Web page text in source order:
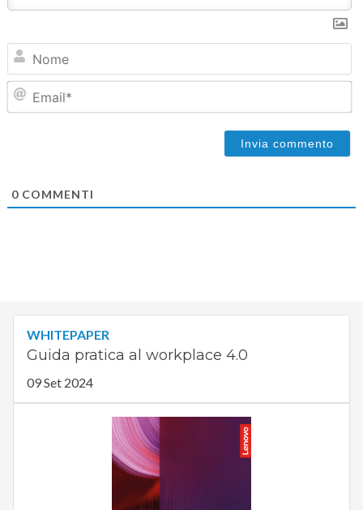
0COMMENTI
WHITEPAPER
Guida pratica al workplace 4.0
09 Set 2024